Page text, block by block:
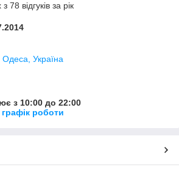
78 відгуків за рік
Україна
з 10:00 до 22:00
роботи